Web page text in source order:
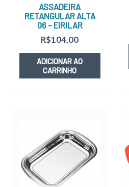
ASSADEIRA
RETANGULAR ALTA
06 – EIRILAR
R$104,00
ADICIONAR AO
CARRINHO